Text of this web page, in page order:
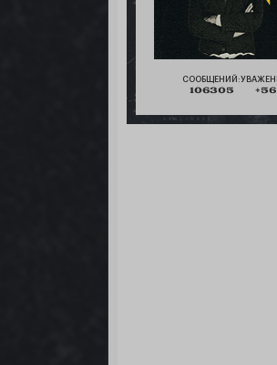
СООБЩЕНИЙ:
106305 +56